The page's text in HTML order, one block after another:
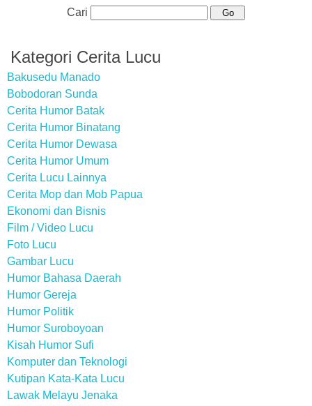
Cari
Kategori Cerita Lucu
Bakusedu Manado
Bobodoran Sunda
Cerita Humor Batak
Cerita Humor Binatang
Cerita Humor Dewasa
Cerita Humor Umum
Cerita Lucu Lainnya
Cerita Mop dan Mob Papua
Ekonomi dan Bisnis
Film / Video Lucu
Foto Lucu
Gambar Lucu
Humor Bahasa Daerah
Humor Gereja
Humor Politik
Humor Suroboyoan
Kisah Humor Sufi
Komputer dan Teknologi
Kutipan Kata-Kata Lucu
Lawak Melayu Jenaka